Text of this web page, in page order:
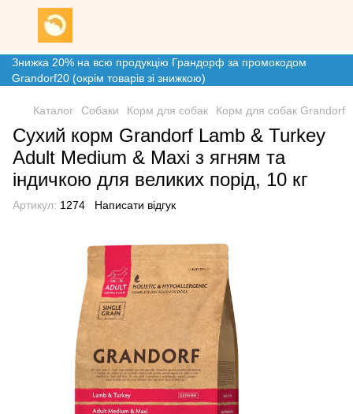
Знижка 20% на всю продукцію Грандорф за промокодом
Grandorf20 (окрім товарів зі знижкою)
Каталог Собаки Корм для собак Корм для собак Grandorf
Сухий корм Grandorf Lamb & Turkey
Adult Medium & Maxi з ягням та
індичкою для великих порід, 10 кг
Артикул: 1274 Написати відгук